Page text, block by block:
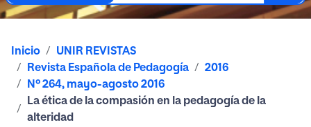
Inicio
UNIR REVISTAS
Revista Española de Pedagogía
2016
Nº 264, mayo-agosto 2016
La ética de la compasión en la pedagogía de la
alteridad